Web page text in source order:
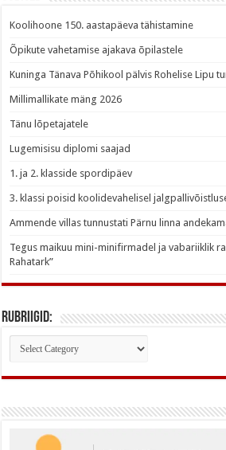
Koolihoone 150. aastapäeva tähistamine
Õpikute vahetamise ajakava õpilastele
Kuninga Tänava Põhikool pälvis Rohelise Lipu
Millimallikate mäng 2026
Tänu lõpetajatele
Lugemisisu diplomi saajad
1. ja 2. klasside spordipäev
3. klassi poisid koolidevahelisel
Ammende villas tunnustati Pärnu linna
Tegus maikuu mini-minifirmadel ja vabariiklik
Rahatark”
Rubriigid:
Rubriigid: